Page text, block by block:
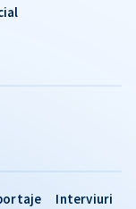
Interviuri